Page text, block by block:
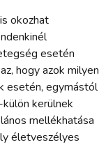
okozhat
esetén
hogy azok milyen
esetén, egymástól
kerülnek
mellékhatása
életveszélyes